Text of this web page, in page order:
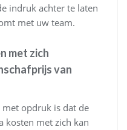
indruk achter te laten
met uw team.
met zich
van
met opdruk is dat de
kosten met zich kan